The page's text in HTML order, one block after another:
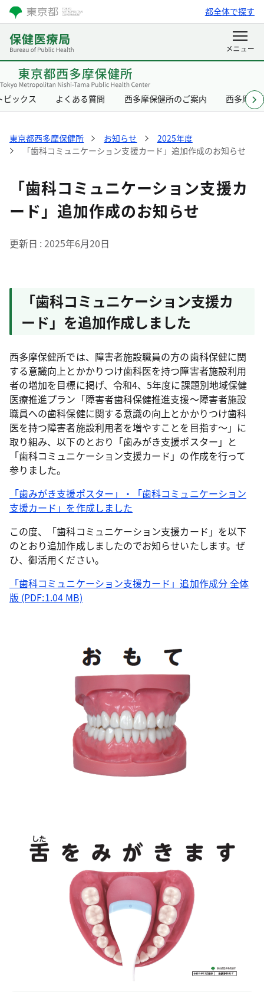
都全体で探す
ピックス よくある質問 西多摩保健所のご案内 西多摩保
東京都西多摩保健所 お知らせ
2025年度
「歯科コミュニケーション支援カード」追加作成のお知らせ
「歯科コミュニケーション支援カ
ード」追加作成のお知らせ
更新日 2025年6月20日
「歯科コミュニケーション支援カ
ード」を追加作成しました
西多摩保健所では、障害者施設職員の方の歯科保健に関
する意識向上とかかりつけ歯科医を持つ障害者施設利用
者の増加を目標に掲げ、令和4、5年度に課題別地域保健
医療推進プラン「障害者歯科保健推進支援～障害者施設
職員への歯科保健に関する意識の向上とかかりつけ歯科
医を持つ障害者施設利用者を増やすことを目指す～」に
取り組み、以下のとおり「歯みがき支援ポスター」と
「歯科コミュニケーション支援カード」の作成を行って
参りました。
「歯みがき支援ポスター」・「歯科コミュニケーション
支援カード」を作成しました
この度、「歯科コミュニケーション支援カード」を以下
のとおり追加作成しましたのでお知らせいたします。ぜ
ひ、御活用ください。
「歯科コミュニケーション支援カード」追加作成分 全体
版 (PDF:1.04 MB)